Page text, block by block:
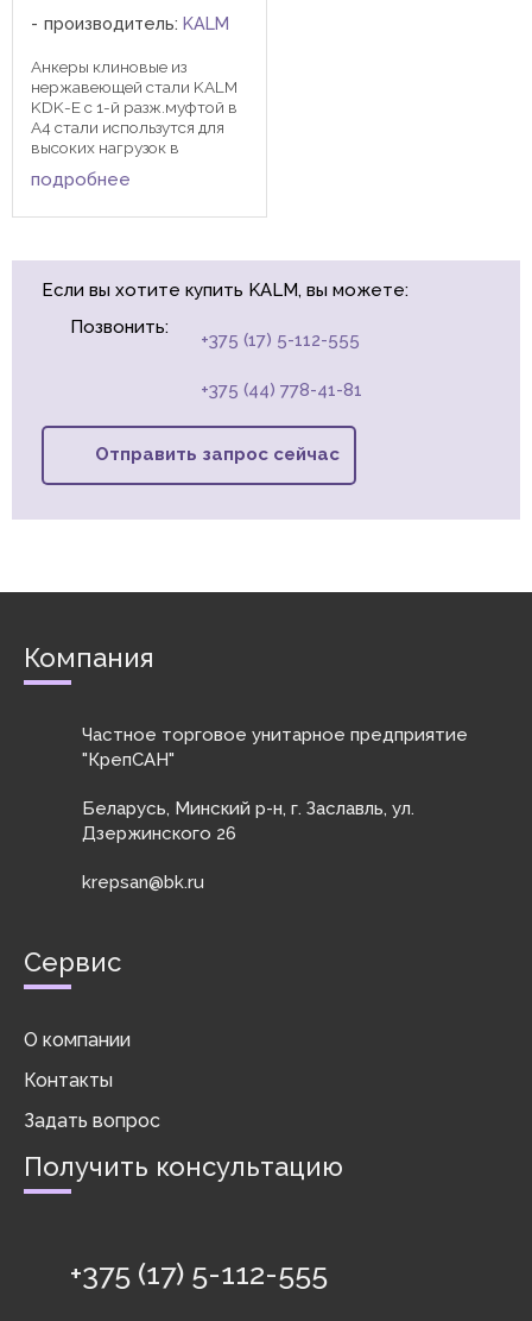
производитель: KALM
Анкеры клиновые из
нержавеющей стали KALM
KDK-E с 1-й разж.муфтой в
А4 стали использутся для
высоких нагрузок в
агресивных ...
подробнее
Если вы хотите купить KALM, вы можете:
Позвонить:
+375 (17) 5-112-555
+375 (44) 778-41-81
Отправить запрос сейчас
Компания
Частное торговое унитарное предприятие
"КрепСАН"
Беларусь, Минский р-н, г. Заславль, ул.
Дзержинского 26
krepsan@bk.ru
Сервис
О компании
Контакты
Задать вопрос
Получить консультацию
+375 (17) 5-112-555